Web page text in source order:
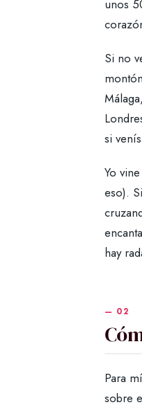
unos
Si no
si
Yo
eso).
hay
Para
sobre